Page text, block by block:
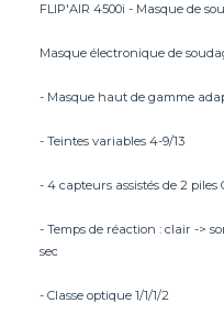
FLIP'AIR 4500i - Masque de
Masque électronique de
- Masque haut de gamme
- Teintes variables 4-9/13
- 4 capteurs assistés de 2 piles
- Temps de réaction : clair ->
sec
- Classe optique 1/1/1/2